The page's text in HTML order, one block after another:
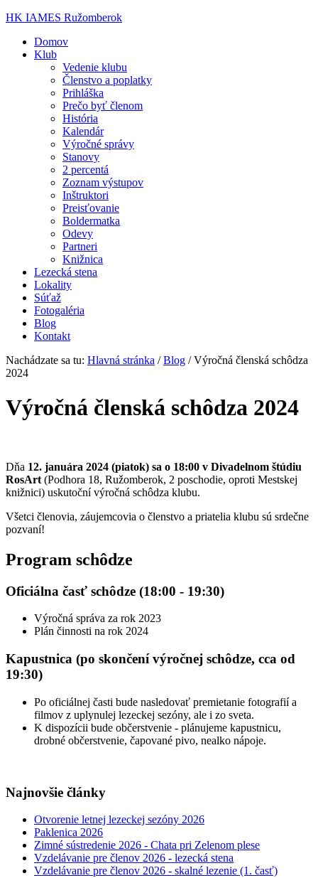
HK IAMES Ružomberok
Domov
Klub
Vedenie klubu
Členstvo a poplatky
Prihláška
Prečo byť členom
História
Kalendár
Výročné správy
Stanovy
2 percentá
Zoznam výstupov
Inštruktori
Preisťovanie
Boldermatka
Odevy
Partneri
Knižnica
Lezecká stena
Lokality
Súťaž
Fotogaléria
Blog
Kontakt
Nachádzate sa tu: Hlavná stránka /Blog /Výročná členská schôdza
2024
Výročná členská schôdza 2024
Dňa 12. januára 2024 (piatok) sa o 18:00 v Divadelnom štúdiu
RosArt (Podhora 18, Ružomberok, 2 poschodie, oproti Mestskej
knižnici) uskutoční výročná schôdza klubu.
Všetci členovia, záujemcovia o členstvo a priatelia klubu sú srdečne
pozvaní!
Program schôdze
Oficiálna časť schôdze (18:00 - 19:30)
Výročná správa za rok 2023
Plán činnosti na rok 2024
Kapustnica (po skončení výročnej schôdze, cca od
19:30)
Po oficiálnej časti bude nasledovať premietanie fotografií a
filmov z uplynulej lezeckej sezóny, ale i zo sveta.
K dispozícii bude občerstvenie - plánujeme kapustnicu,
drobné občerstvenie, čapované pivo, nealko nápoje.
Najnovšie články
Otvorenie letnej lezeckej sezóny 2026
Paklenica 2026
Zimné sústredenie 2026 - Chata pri Zelenom plese
Vzdelávanie pre členov 2026 - lezecká stena
Vzdelávanie pre členov 2026 - skalné lezenie (1. časť)